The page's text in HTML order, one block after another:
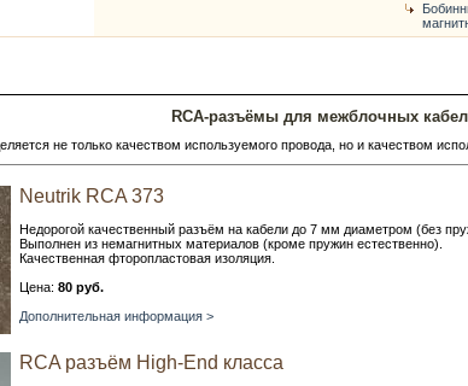
RCA-разъёмы для межблочных
не только качеством используемого провода, но и качеством
Neutrik RCA 373
Недорогой качественный разъём на кабели до 7 мм диаметром (без
Выполнен из немагнитных материалов (кроме пружин естественно).
Качественная фторопластовая изоляция.
Цена: 80 руб.
Дополнительная информация >
RCA разъём High-End класса